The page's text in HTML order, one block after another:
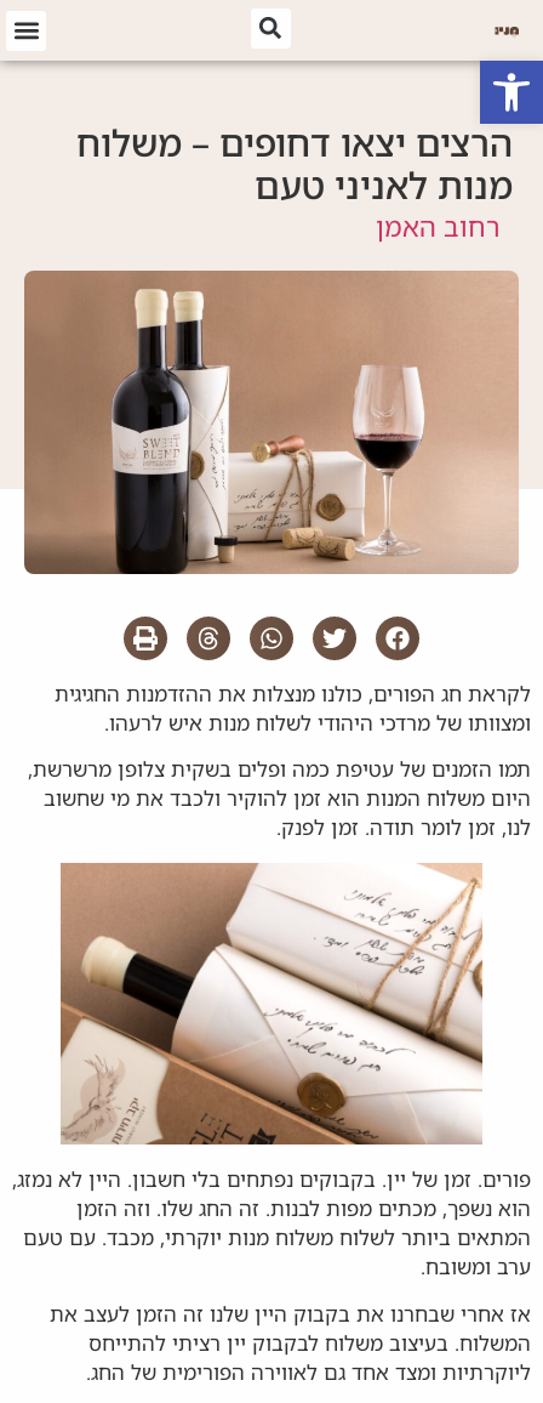
פתח סרגל נגישות
הרצים יצאו דחופים – משלוח
מנות לאניני טעם
רחוב האמן
לקראת חג הפורים, כולנו מנצלות את ההזדמנות החגיגית
ומצוותו של מרדכי היהודי לשלוח מנות איש לרעהו.
תמו הזמנים של עטיפת כמה ופלים בשקית צלופן מרשרשת,
היום משלוח המנות הוא זמן להוקיר ולכבד את מי שחשוב
לנו, זמן לומר תודה. זמן לפנק.
פורים. זמן של יין. בקבוקים נפתחים בלי חשבון. היין לא נמזג,
הוא נשפך, מכתים מפות לבנות. זה החג שלו. וזה הזמן
המתאים ביותר לשלוח משלוח מנות יוקרתי, מכבד. עם טעם
ערב ומשובח.
אז אחרי שבחרנו את בקבוק היין שלנו זה הזמן לעצב את
המשלוח. בעיצוב משלוח לבקבוק יין רציתי להתייחס
ליוקרתיות ומצד אחד גם לאווירה הפורימית של החג.